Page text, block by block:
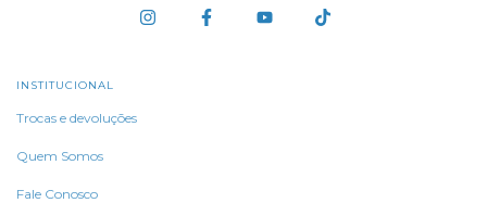
INSTITUCIONAL
Trocas e devoluções
Quem Somos
Fale Conosco